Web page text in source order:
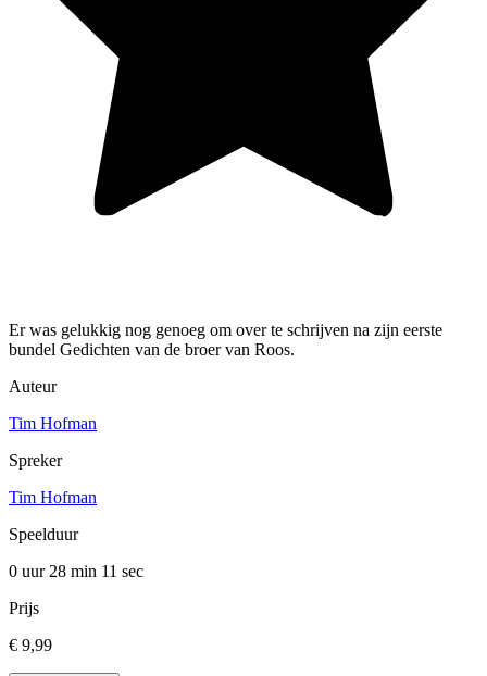
Er was gelukkig nog genoeg om over te schrijven na zijn eerste
bundel Gedichten van de broer van Roos.
Auteur
Tim Hofman
Spreker
Tim Hofman
Speelduur
0 uur 28 min 11 sec
Prijs
€ 9,99